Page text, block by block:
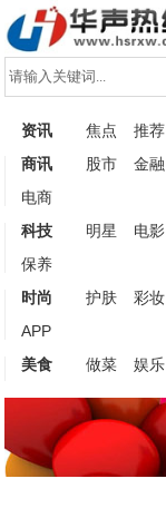
资讯 焦点 推荐
商讯
股市 金融
电商
科技
明星 电影
保养
时尚
护肤 彩妆
APP
美食
做菜 娱乐